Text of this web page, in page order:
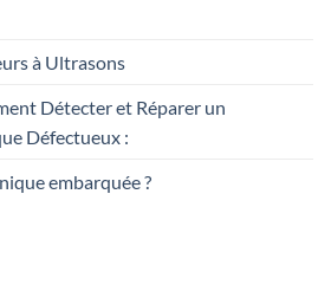
à Ultrasons
Détecter et Réparer un
Défectueux :
embarquée ?